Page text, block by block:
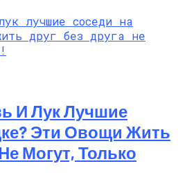
И Лук Лучшие
Эти Овощи Жить
Могут, Только